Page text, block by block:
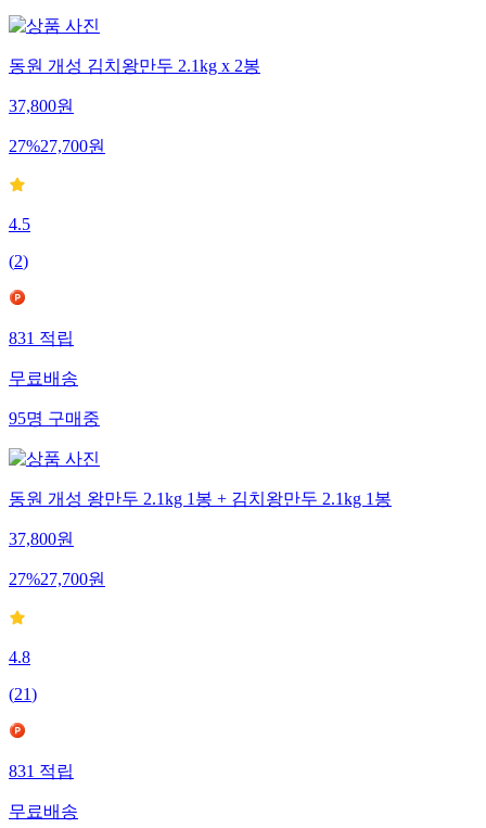
동원 개성 김치왕만두 2.1kg x 2봉
37,800원
27%27,700원
4.5
(2)
831적립
무료배송
95명구매중
동원 개성 왕만두 2.1kg 1봉 + 김치왕만두 2.1kg 1봉
37,800원
27%27,700원
4.8
(21)
831적립
무료배송